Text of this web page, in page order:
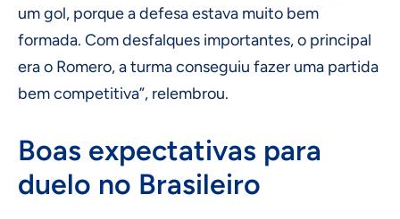
um gol, porque a defesa estava muito bem
formada. Com desfalques importantes, o principal
era o Romero, a turma conseguiu fazer uma partida
bem competitiva”, relembrou.
Boas expectativas para
duelo no Brasileiro